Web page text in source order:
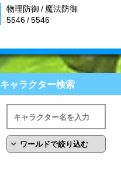
物理防御 / 魔法防御
5546 / 5546
キャラクター検索